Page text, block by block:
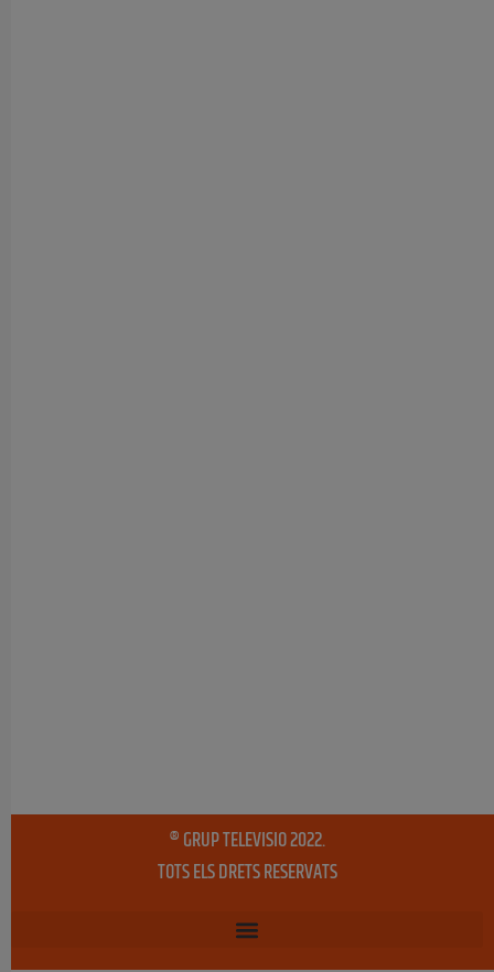
® GRUP TELEVISIO 2022.
TOTS ELS DRETS RESERVATS